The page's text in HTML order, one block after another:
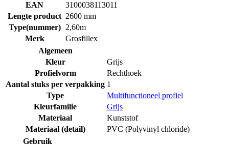
EAN
3100038113011
Lengte product 2600 mm
Type(nummer)
2,60m
Merk
Grosfillex
Algemeen
Kleur
Grijs
Profielvorm
Rechthoek
Aantal stuks per verpakking 1
Type
Multifunctioneel profiel
Kleurfamilie
Grijs
Materiaal
Kunststof
Materiaal (detail)
PVC (Polyvinyl chloride)
Gebruik